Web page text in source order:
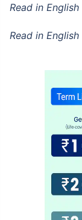
Read in English
Read in English